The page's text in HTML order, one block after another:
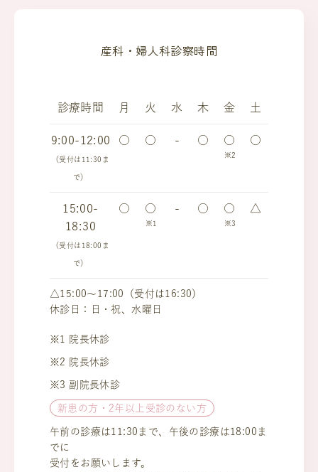
産科・婦人科診察時間
診療時間 月 火 水 木 金 土
9:00-12:00
（受付は11:30ま
で）
○ ○ - ○ ○
※2
○
15:00-
18:30
（受付は18:00ま
で）
○ ○
※1
- ○ ○
※3
△
△15:00～17:00（受付は16:30）
休診日：日・祝、水曜日
※1 院長休診
※2 院長休診
※3 副院長休診
新患の方・2年以上受診のない方
午前の診療は11:30まで、午後の診療は18:00ま
でに
受付をお願いします。